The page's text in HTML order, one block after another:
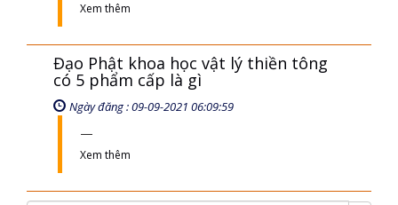
Xem thêm
Đạo Phật khoa học vật lý thiền tông
có 5 phẩm cấp là gì
Ngày đăng : 09-09-2021 06:09:59
Xem thêm